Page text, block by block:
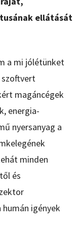
ellátását
a mi jólétünket
magáncégek
energia-
nyersanyag a
minden
és
igények